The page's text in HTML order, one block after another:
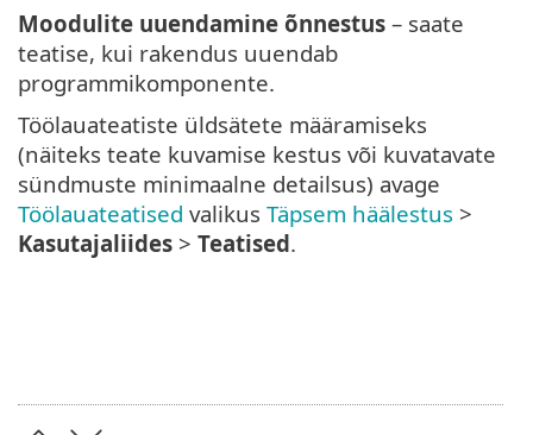
Moodulite uuendamine õnnestus – saate
teatise, kui rakendus uuendab
programmikomponente.
Töölauateatiste üldsätete määramiseks
(näiteks teate kuvamise kestus või kuvatavate
sündmuste minimaalne detailsus) avage
Töölauateatised valikus Täpsem häälestus >
Kasutajaliides > Teatised.